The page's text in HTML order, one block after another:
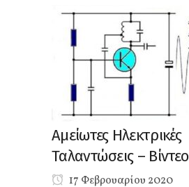
Αμείωτες Ηλεκτρικές
Ταλαντώσεις – Βίντεο
17 Φεβρουαρίου 2020